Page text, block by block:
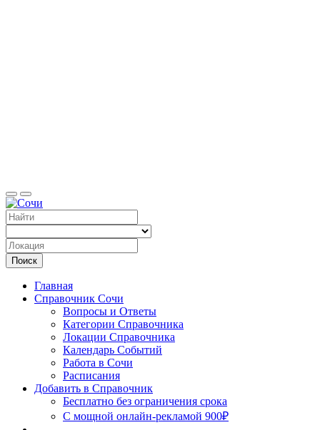
Сочи
Поиск
Главная
Справочник Сочи
Вопросы и Ответы
Категории Справочника
Локации Справочника
Календарь Событий
Работа в Сочи
Расписания
Добавить в Справочник
Бесплатно без ограничения срока
С мощной онлайн-рекламой 900₽